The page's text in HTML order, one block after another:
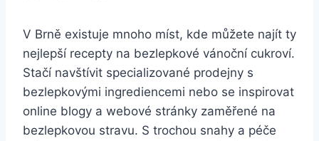
V Brně existuje mnoho míst, kde můžete najít ty
nejlepší recepty na bezlepkové vánoční cukroví.
Stačí navštívit specializované prodejny s
bezlepkovými ingrediencemi nebo se inspirovat
online blogy a webové stránky zaměřené na
bezlepkovou stravu. S trochou snahy a péče